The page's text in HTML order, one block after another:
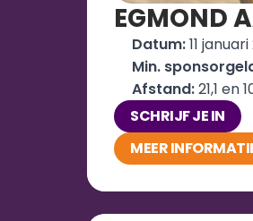
EGMOND
Datum: 11
Min.
Afstand: 21,1 en
SCHRIJF JE IN
MEER